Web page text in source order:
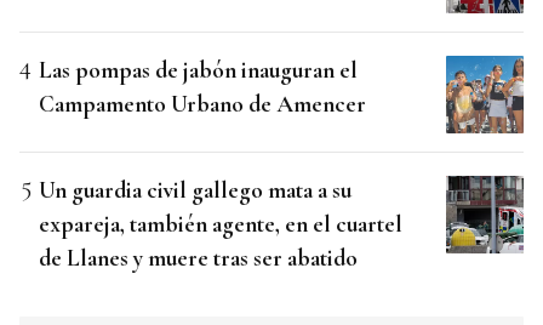
Las pompas de jabón inauguran el
Campamento Urbano de Amencer
Un guardia civil gallego mata a su
expareja, también agente, en el cuartel
de Llanes y muere tras ser abatido